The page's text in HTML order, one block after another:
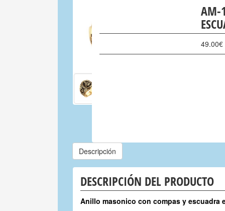
AM-
49.00€
Descripción
DESCRIPCIÓN DEL PRODUCTO
Anillo masonico con compas y escuadra